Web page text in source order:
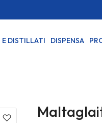
DISTILLATI DISPENSA